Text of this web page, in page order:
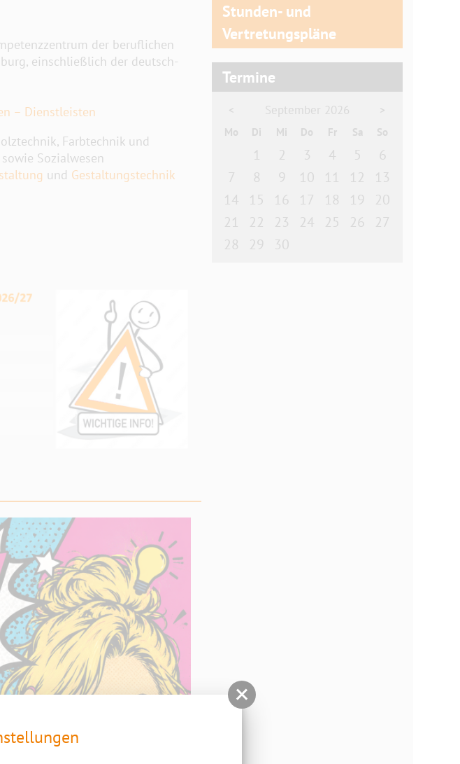
der beruflichen
einschließlich der deutsch-
– Dienstleisten
Farbtechnik und
Sozialwesen
und Gestaltungstechnik
Stunden- und
Vertretungspläne
Termine
< September 2026
>
Mo
Di Mi Do Fr Sa So
1 2 3 4 5
6
7
8 9 10 11 12
13
14
15 16 17 18 19
20
21
22 23 24 25 26
27
28
29 30